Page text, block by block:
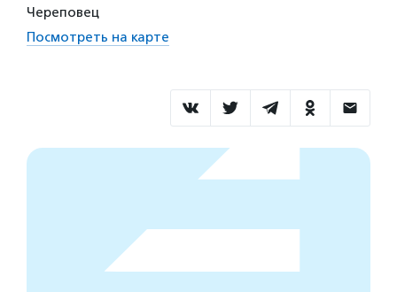
Череповец
Посмотреть на карте